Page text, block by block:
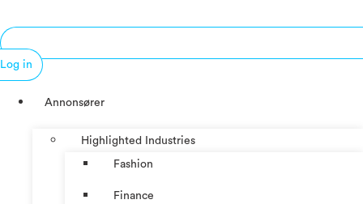
Log in
Annonsører
Highlighted Industries
Fashion
Finance